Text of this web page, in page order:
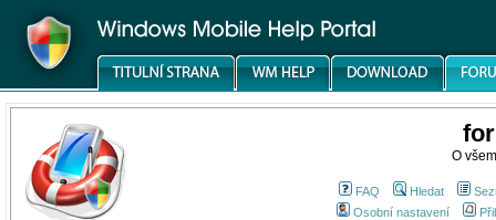
O
FAQ Hledat
Osobní nastavení